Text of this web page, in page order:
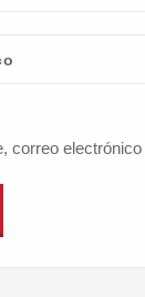
correo